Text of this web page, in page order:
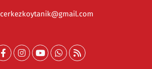
cerkezkoytanik@gmail.com